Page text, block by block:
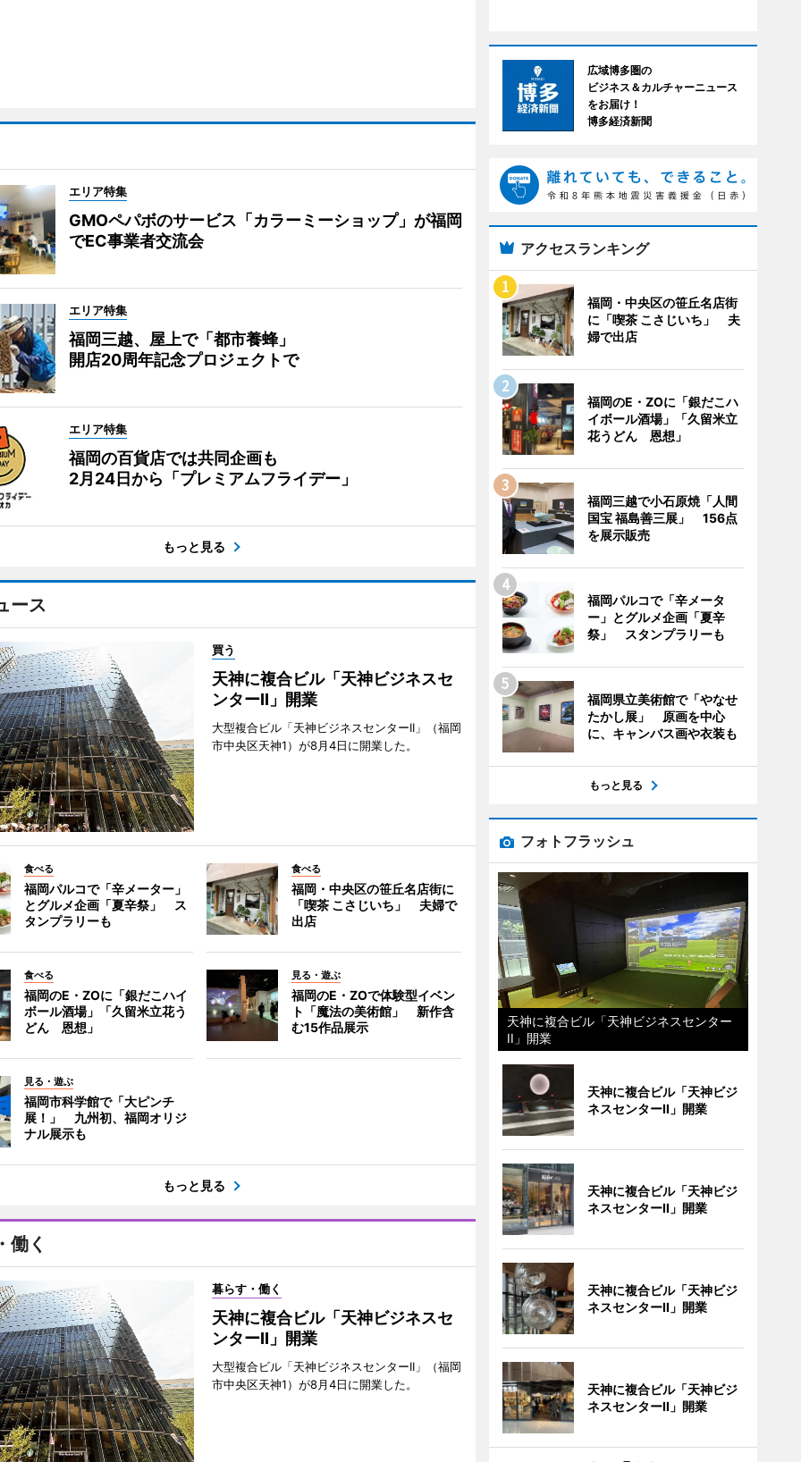
エリア特集
GMOペパボのサービス「カラーミーショップ」が福岡
でEC事業者交流会
エリア特集
福岡三越、屋上で「都市養蜂」
開店20周年記念プロジェクトで
エリア特集
福岡の百貨店では共同企画も
2月24日から「プレミアムフライデー」
もっと見る
ース
買う
天神に複合ビル「天神ビジネスセ
ンターII」開業
大型複合ビル「天神ビジネスセンターII」（福岡
市中央区天神1）が8月4日に開業した。
食べる
福岡パルコで「辛メーター」
とグルメ企画「夏辛祭」 ス
タンプラリーも
食べる
福岡・中央区の笹丘名店街に
「喫茶 こさじいち」 夫婦で
出店
食べる
福岡のE・ZOに「銀だこハイ
ボール酒場」「久留米立花う
どん 恩想」
見る・遊ぶ
福岡のE・ZOで体験型イベン
ト「魔法の美術館」 新作含
む15作品展示
見る・遊ぶ
福岡市科学館で「大ピンチ
展！」 九州初、福岡オリジ
ナル展示も
もっと見る
働く
暮らす・働く
天神に複合ビル「天神ビジネスセ
ンターII」開業
大型複合ビル「天神ビジネスセンターII」（福岡
市中央区天神1）が8月4日に開業した。
広域博多圏の
ビジネス＆カルチャーニュース
をお届け！
博多経済新聞
アクセスランキング
福岡・中央区の笹丘名店街
に「喫茶 こさじいち」 夫
婦で出店
福岡のE・ZOに「銀だこハ
イボール酒場」「久留米立
花うどん 恩想」
福岡三越で小石原焼「人間
国宝 福島善三展」 156点
を展示販売
福岡パルコで「辛メータ
ー」とグルメ企画「夏辛
祭」 スタンプラリーも
福岡県立美術館で「やなせ
たかし展」 原画を中心
に、キャンバス画や衣装も
もっと見る
フォトフラッシュ
天神に複合ビル「天神ビジネスセンター
II」開業
天神に複合ビル「天神ビジ
ネスセンターII」開業
天神に複合ビル「天神ビジ
ネスセンターII」開業
天神に複合ビル「天神ビジ
ネスセンターII」開業
天神に複合ビル「天神ビジ
ネスセンターII」開業